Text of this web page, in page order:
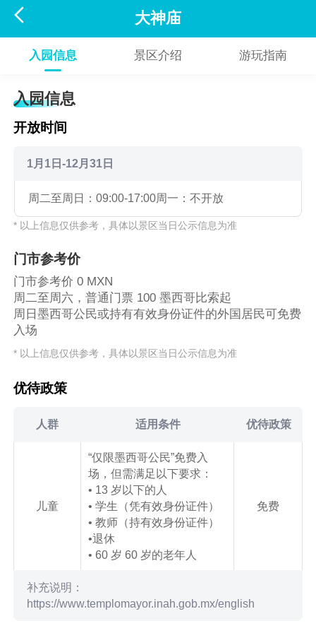
 大神庙
入园信息 景区介绍 游玩指南
入园信息
开放时间
1月1日-12月31日
周二至周日：09:00-17:00周一：不开放
* 以上信息仅供参考，具体以景区当日公示信息为准
门市参考价
门市参考价 0 MXN
周二至周六，普通门票 100 墨西哥比索起
周日墨西哥公民或持有有效身份证件的外国居民可免费
入场
* 以上信息仅供参考，具体以景区当日公示信息为准
优待政策
人群 适用条件 优待政策
儿童
“仅限墨西哥公民”免费入
场，但需满足以下要求：
• 13 岁以下的人
• 学生（凭有效身份证件）
• 教师（持有效身份证件）
•退休
• 60 岁 60 岁的老年人
免费
补充说明：
https://www.templomayor.inah.gob.mx/english